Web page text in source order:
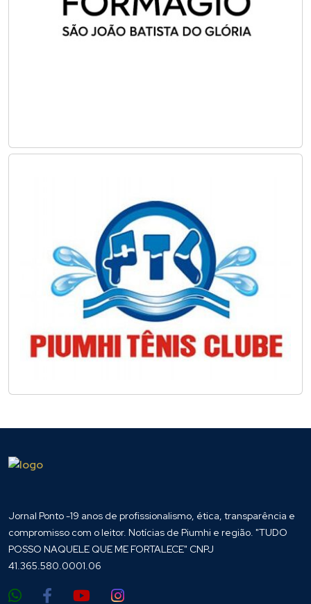
compromisso com o leitor. Notícias de Piumhi e região. "TUDO
POSSO NAQUELE QUE ME FORTALECE" CNPJ
41.365.580.0001.06